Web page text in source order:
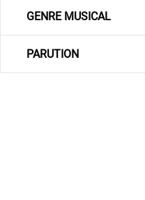
GENRE MUSICAL
PARUTION